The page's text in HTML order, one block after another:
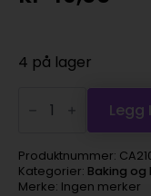
4 på lager
Stjerne
kobber
antall
Legg
Produktnummer:
Kategorier: Baking og
Merke: Ingen merker